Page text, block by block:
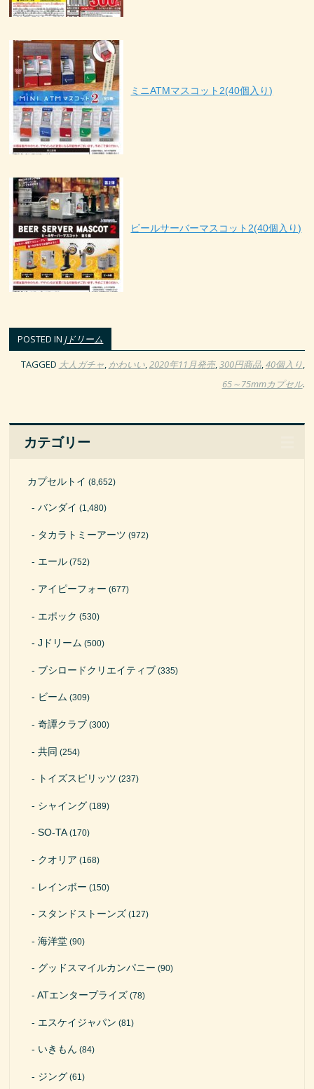
ミニATMマスコット2(40個入り)
ビールサーバーマスコット2(40個入り)
POSTED INJドリーム
TAGGED 大人ガチャ, かわいい,2020年11月発売,300円商品,40個入り,
65～75mmカプセル.
カテゴリー
カプセルトイ (8,652)
バンダイ (1,480)
タカラトミーアーツ (972)
エール (752)
アイピーフォー (677)
エポック (530)
Jドリーム (500)
ブシロードクリエイティブ (335)
ビーム (309)
奇譚クラブ (300)
共同 (254)
トイズスピリッツ (237)
シャイング (189)
SO-TA(170)
クオリア (168)
レインボー (150)
スタンドストーンズ (127)
海洋堂 (90)
グッドスマイルカンパニー (90)
ATエンタープライズ (78)
エスケイジャパン (81)
いきもん (84)
ジング (61)